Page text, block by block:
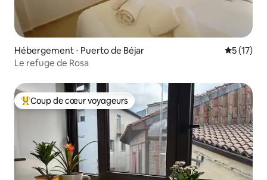
Hébergement ⋅ Puerto de Béjar
5 (17)
Le refuge de Rosa
Coups de cœur voyageurs les plus appréciés
Coup de cœur voyageurs